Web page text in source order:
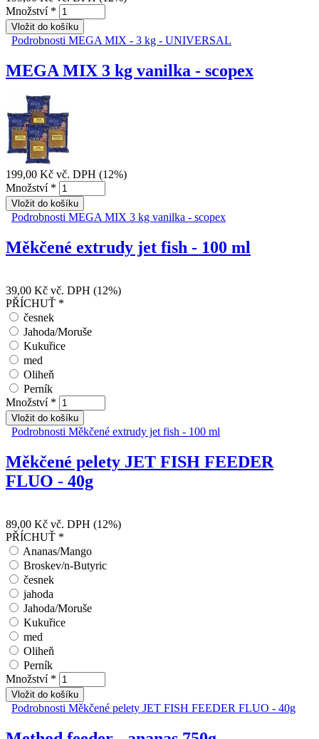
Množství *
Podrobnosti MEGA MIX - 3 kg - UNIVERSAL
MEGA MIX 3 kg vanilka - scopex
199,00 Kč vč. DPH (12%)
Množství *
Podrobnosti MEGA MIX 3 kg vanilka - scopex
Měkčené extrudy jet fish - 100 ml
39,00 Kč vč. DPH (12%)
PŘÍCHUŤ *
česnek
Jahoda/Moruše
Kukuřice
med
Oliheň
Perník
Množství *
Podrobnosti Měkčené extrudy jet fish - 100 ml
Měkčené pelety JET FISH FEEDER
FLUO - 40g
89,00 Kč vč. DPH (12%)
PŘÍCHUŤ *
Ananas/Mango
Broskev/n-Butyric
česnek
jahoda
Jahoda/Moruše
Kukuřice
med
Oliheň
Perník
Množství *
Podrobnosti Měkčené pelety JET FISH FEEDER FLUO - 40g